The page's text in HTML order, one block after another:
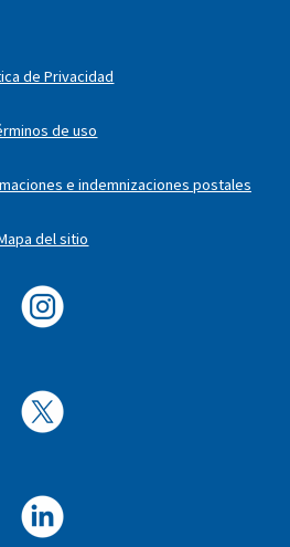
de Privacidad
de uso
e indemnizaciones postales
del sitio